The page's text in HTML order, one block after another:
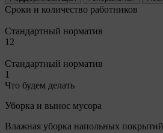
Сроки и количество работников
Стандартный норматив
12
Стандартный норматив
1
Что будем делать
Уборка и вынос мусора
Влажная уборка напольных покрытий